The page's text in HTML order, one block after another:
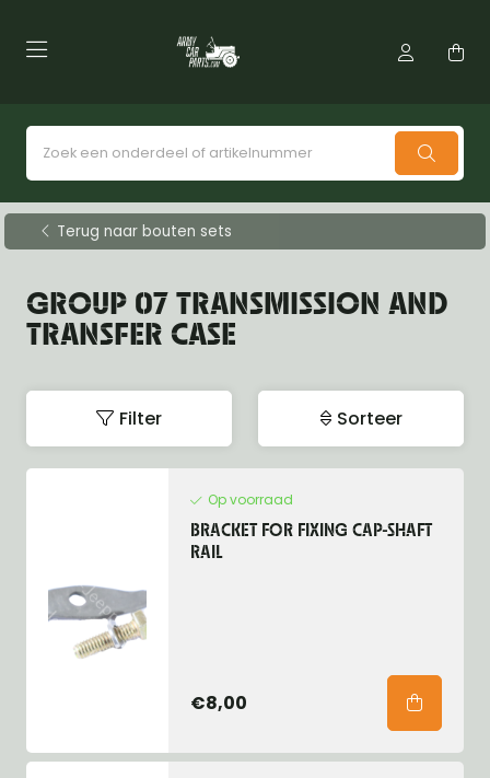
Terug naar bouten sets
GROUP 07 TRANSMISSION AND
TRANSFER CASE
Filter Sorteer
Op voorraad
BRACKET FOR FIXING CAP-SHAFT
RAIL
€8,00